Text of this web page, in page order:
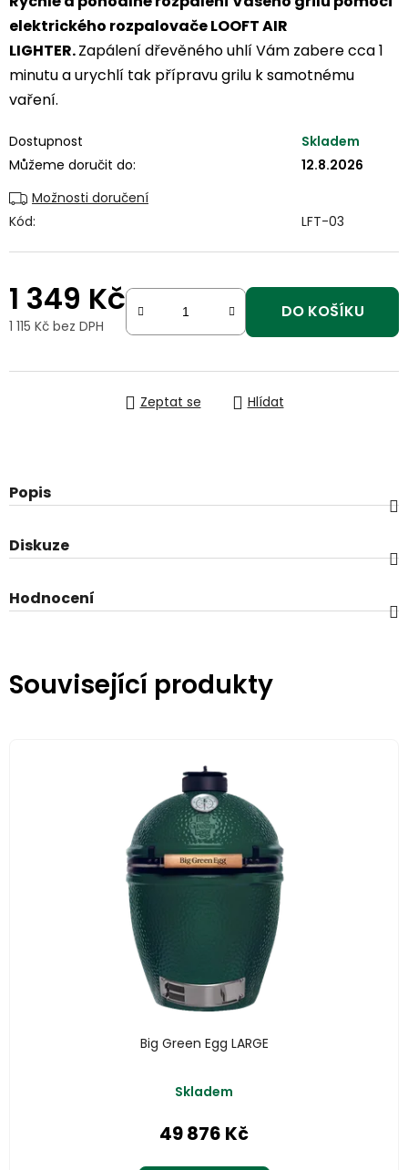
elektrického rozpalovače LOOFT AIR
LIGHTER.Zapálení dřevěného uhlí Vám zabere cca 1
minutu a urychlí tak přípravu grilu k samotnému
vaření.
Dostupnost
Skladem
Můžeme doručit do:
12.8.2026
Možnosti doručení
Kód:
LFT-03
1 349 Kč
1 115 Kč bez DPH
DO KOŠÍKU
Zeptat se Hlídat
Popis
Diskuze
Hodnocení
Související produkty
Big Green Egg LARGE
Skladem
49 876 Kč